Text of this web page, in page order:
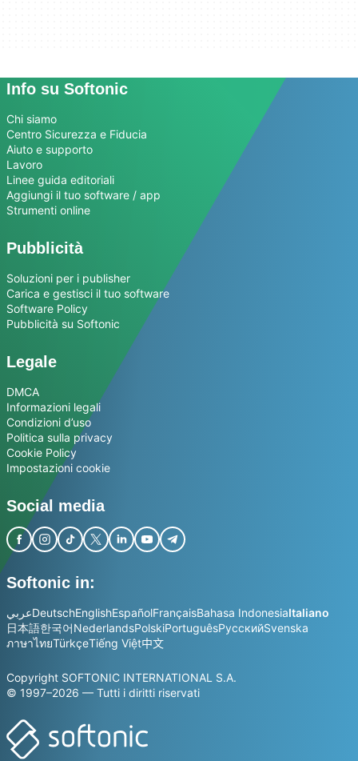
Info su Softonic
Chi siamo
Centro Sicurezza e Fiducia
Aiuto e supporto
Lavoro
Linee guida editoriali
Aggiungi il tuo software / app
Strumenti online
Pubblicità
Soluzioni per i publisher
Carica e gestisci il tuo software
Software Policy
Pubblicità su Softonic
Legale
DMCA
Informazioni legali
Condizioni d’uso
Politica sulla privacy
Cookie Policy
Impostazioni cookie
Social media
Softonic in:
عربيDeutschEnglishEspañolFrançaisBahasa IndonesiaItaliano
日本語한국어NederlandsPolskiPortuguêsРусскийSvenska
ภาษาไทยTürkçeTiếng Việt中文
Copyright SOFTONIC INTERNATIONAL S.A.
© 1997–2026 — Tutti i diritti riservati